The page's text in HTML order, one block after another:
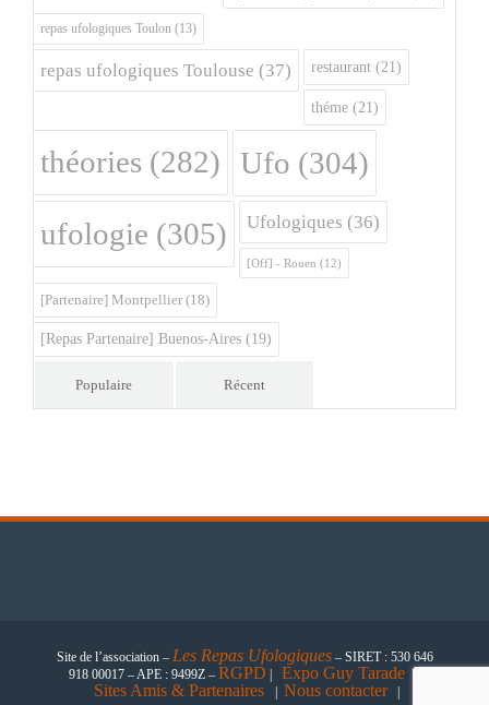
repas ufologiques Toulon (13)
repas ufologiques Toulouse (37) restaurant (21)
théme (21)
théories (282) Ufo (304)
ufologie (305) Ufologiques (36)
[Off] - Rouen (12)
[Partenaire] Montpellier (18)
[Repas Partenaire] Buenos-Aires (19)
Populaire Récent
Site de l’association – Les Repas Ufologiques– SIRET : 530 646
918 00017 – APE : 9499Z – RGPD Expo Guy Tarade
Sites Amis & Partenaires Nous contacter|